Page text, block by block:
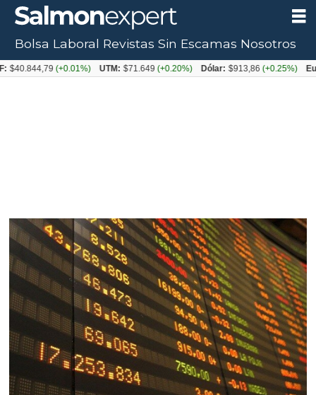
Bolsa Laboral Revistas Sin Escamas Nosotros
(+0.01%) UTM: $71.649(+0.20%) Dólar: $913,86(+0.25%) Euro: